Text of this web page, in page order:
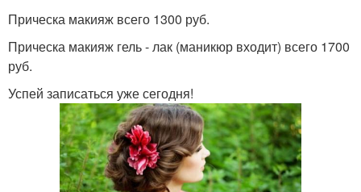
Прическа макияж всего 1300 руб.
Прическа макияж гель - лак (маникюр входит) всего 1700
руб.
Успей записаться уже сегодня!